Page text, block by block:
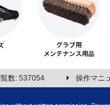
数: 537054 操作マニ